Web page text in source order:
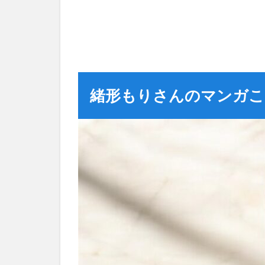
緒形もりさんのマンガ